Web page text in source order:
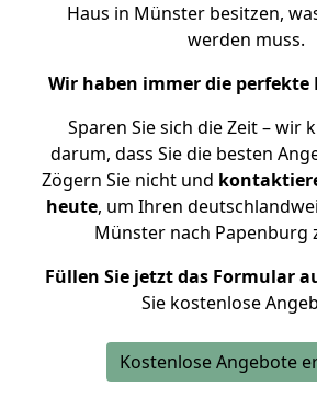
Haus in Münster besitzen,
werden muss.
Wir haben immer die perfekte
Sparen Sie sich die Zeit – wir
darum, dass Sie die besten
Zögern Sie nicht und
heute, um Ihren
Münster nach Papenburg
Füllen Sie jetzt das Formular
Sie kostenlose
Kostenlose Angebote